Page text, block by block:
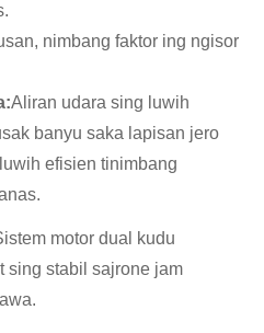
nimbang faktor ing ngisor
Aliran udara sing luwih
banyu saka lapisan jero
efisien tinimbang
motor dual kudu
sing stabil sajrone jam